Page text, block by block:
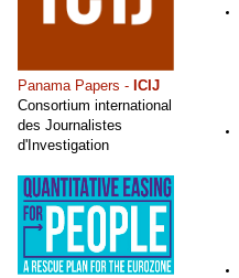
Panama Papers - ICIJ
Consortium international
des Journalistes
d'Investigation